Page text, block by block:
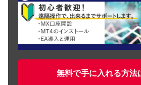
無料で手に入れる方法